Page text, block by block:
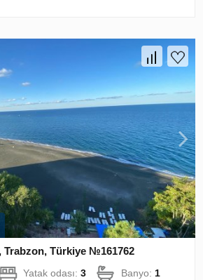
Trabzon, Türkiye №161762
Yatak odası:3 Banyo: 1